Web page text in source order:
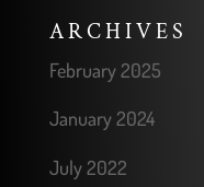
ARCHIVES
February 2025
January 2024
July 2022